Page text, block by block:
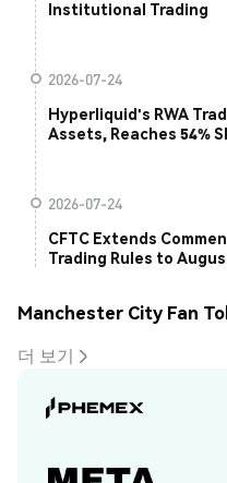
Institutional Trading
2026-07-24
Hyperliquid's RWA
Assets, Reaches 54%
2026-07-24
CFTC Extends
Trading Rules to
Manchester City Fan
더 보기